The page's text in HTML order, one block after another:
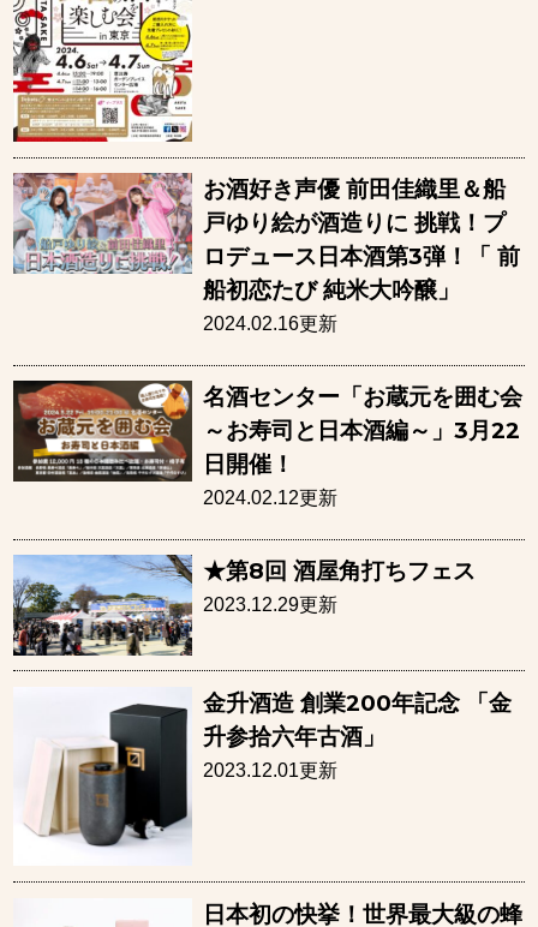
お酒好き声優 前田佳織里＆船
戸ゆり絵が酒造りに 挑戦！プ
ロデュース日本酒第3弾！「 前
船初恋たび 純米大吟醸」
2024.02.16更新
名酒センター「お蔵元を囲む会
～お寿司と日本酒編～」3月22
日開催！
2024.02.12更新
★第8回 酒屋角打ちフェス
2023.12.29更新
⾦升酒造 創業200年記念 「⾦
升参拾六年古酒」
2023.12.01更新
日本初の快挙！世界最大級の蜂